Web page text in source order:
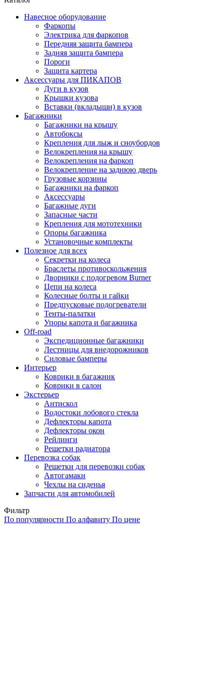
Навесное оборудование
Фаркопы
Электрика для фаркопов
Передняя защита бампера
Задняя защита бампера
Пороги
Защита картера
Аксессуары для ПИКАПОВ
Дуги в кузов
Крышки кузова
Вставки (вкладыши) в кузов
Багажники
Багажники на крышу
Автобоксы
Крепления для лыж и сноубордов
Велокрепления на крышу
Велокрепления на фаркоп
Велокрепление на заднюю дверь
Грузовые корзины
Багажники на фаркоп
Аксессуары
Багажные дуги
Запасные части
Крепления для мототехники
Опоры багажника
Установочные комплекты
Полезное для всех
Секретки на колеса
Браслеты противоскольжения
Дворники с подогревом Burner
Цепи на колеса
Колесные болты и гайки
Предпусковые подогреватели
Тенты-палатки
Упоры капота и багажника
Off-road
Экспедиционные багажники
Лестницы для внедорожников
Силовые бамперы
Интерьер
Коврики в багажник
Коврики в салон
Экстерьер
Антискол
Водостоки лобового стекла
Дефлекторы капота
Дефлекторы окон
Рейлинги
Решетки радиатора
Перевозка собак
Решетки для перевозки собак
Автогамаки
Чехлы на сиденья
Запчасти для автомобилей
Фильтр
По популярности По алфавиту По цене